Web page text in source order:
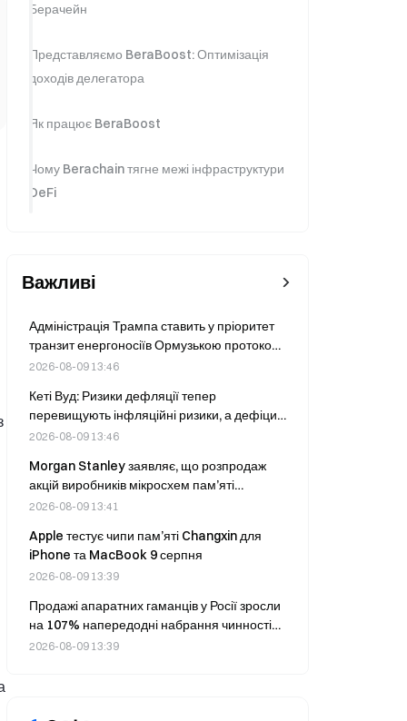
Берачейн
Представляємо BeraBoost: Оптимізація
доходів делегатора
Як працює BeraBoost
Чому Berachain тягне межі інфраструктури
DeFi‍
Важливі
Адміністрація Трампа ставить у пріоритет
транзит енергоносіїв Ормузькою протокою
на тлі протистояння з Іраном
2026-08-09 13:46
Кеті Вуд: Ризики дефляції тепер
перевищують інфляційні ризики, а дефіцит
бюджету США становить 5,6% ВВП
2026-08-09 13:46
Morgan Stanley заявляє, що розпродаж
акцій виробників мікросхем пам’яті
завершився, а поточні рівні привабливі для
2026-08-09 13:41
Apple тестує чипи пам’яті Changxin для
iPhone та MacBook 9 серпня
2026-08-09 13:39
Продажі апаратних гаманців у Росії зросли
на 107% напередодні набрання чинності
новими правилами регулювання
2026-08-09 13:39